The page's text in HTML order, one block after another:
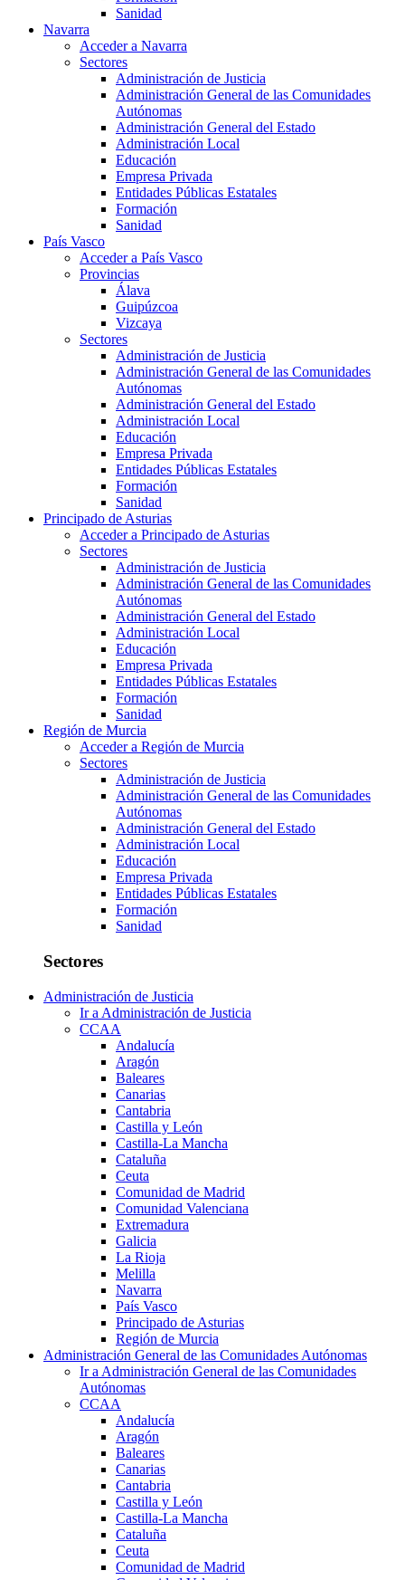
Sanidad
Navarra
Acceder a Navarra
Sectores
Administración de Justicia
Administración General de las Comunidades
Autónomas
Administración General del Estado
Administración Local
Educación
Empresa Privada
Entidades Públicas Estatales
Formación
Sanidad
País Vasco
Acceder a País Vasco
Provincias
Álava
Guipúzcoa
Vizcaya
Sectores
Administración de Justicia
Administración General de las Comunidades
Autónomas
Administración General del Estado
Administración Local
Educación
Empresa Privada
Entidades Públicas Estatales
Formación
Sanidad
Principado de Asturias
Acceder a Principado de Asturias
Sectores
Administración de Justicia
Administración General de las Comunidades
Autónomas
Administración General del Estado
Administración Local
Educación
Empresa Privada
Entidades Públicas Estatales
Formación
Sanidad
Región de Murcia
Acceder a Región de Murcia
Sectores
Administración de Justicia
Administración General de las Comunidades
Autónomas
Administración General del Estado
Administración Local
Educación
Empresa Privada
Entidades Públicas Estatales
Formación
Sanidad
Sectores
Administración de Justicia
Ir a Administración de Justicia
CCAA
Andalucía
Aragón
Baleares
Canarias
Cantabria
Castilla y León
Castilla-La Mancha
Cataluña
Ceuta
Comunidad de Madrid
Comunidad Valenciana
Extremadura
Galicia
La Rioja
Melilla
Navarra
País Vasco
Principado de Asturias
Región de Murcia
Administración General de las Comunidades Autónomas
Ir a Administración General de las Comunidades
Autónomas
CCAA
Andalucía
Aragón
Baleares
Canarias
Cantabria
Castilla y León
Castilla-La Mancha
Cataluña
Ceuta
Comunidad de Madrid